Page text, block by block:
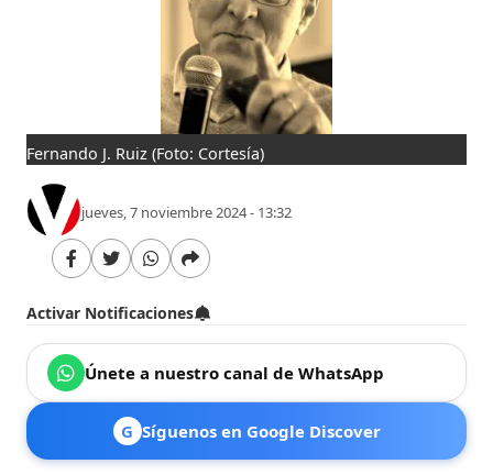
Fernando J. Ruiz (Foto: Cortesía)
jueves, 7 noviembre 2024 - 13:32
Activar Notificaciones
Únete a nuestro canal de WhatsApp
G Síguenos en Google Discover